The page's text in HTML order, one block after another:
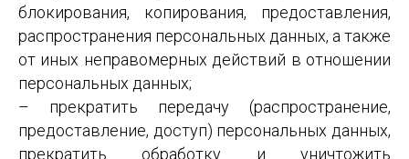
блокирования, копирования, предоставления,
распространения персональных данных, а также
от иных неправомерных действий в отношении
персональных данных;
– прекратить передачу (распространение,
предоставление, доступ) персональных данных,
прекратить обработку и уничтожить